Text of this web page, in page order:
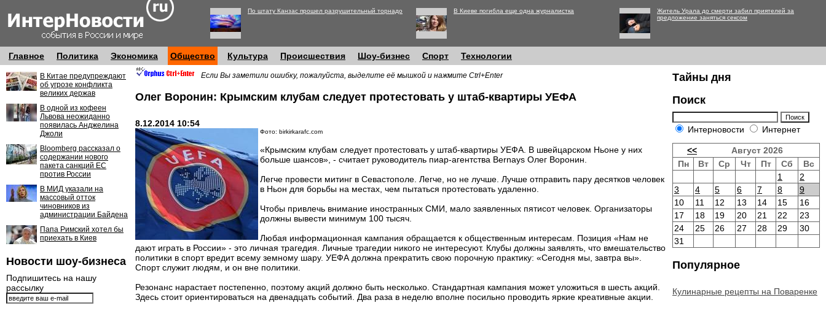
По штату Канзас прошел разрушительный торнадо В Киеве погибла еще одна журналистка
Житель Урала до смерти забил приятелей за
предложение заняться сексом
Главное Политика Экономика Общество Культура Происшествия Шоу-бизнес Спорт Технологии
В Китае предупреждают
об угрозе конфликта
великих держав
В одной из кофеен
Львова неожиданно
появилась Анджелина
Джоли
Bloomberg рассказал о
содержании нового
пакета санкций ЕС
против России
В МИД указали на
массовый отток
чиновников из
администрации Байдена
Папа Римский хотел бы
приехать в Киев
Новости шоу-бизнеса
Подпишитесь на нашу
рассылку
Если Вы заметили ошибку, пожалуйста, выделите её мышкой и нажмите Ctrl+Enter
Олег Воронин: Крымским клубам следует протестовать у штаб-квартиры УЕФА
8.12.2014 10:54
Фото: birkirkarafc.com
«Крымским клубам следует протестовать у штаб-квартиры УЕФА. В швейцарском Ньоне у них
больше шансов», - считает руководитель пиар-агентства Bernays Олег Воронин.
Легче провести митинг в Севастополе. Легче, но не лучше. Лучше отправить пару десятков человек
в Ньон для борьбы на местах, чем пытаться протестовать удаленно.
Чтобы привлечь внимание иностранных СМИ, мало заявленных пятисот человек. Организаторы
должны вывести минимум 100 тысяч.
Любая информационная кампания обращается к общественным интересам. Позиция «Нам не
дают играть в России» - это личная трагедия. Личные трагедии никого не интересуют. Клубы должны заявлять, что вмешательство
политики в спорт вредит всему земному шару. УЕФА должна прекратить свою порочную практику: «Сегодня мы, завтра вы».
Спорт служит людям, и он вне политики.
Резонанс нарастает постепенно, поэтому акций должно быть несколько. Стандартная кампания может уложиться в шесть акций.
Здесь стоит ориентироваться на двенадцать событий. Два раза в неделю вполне посильно проводить яркие креативные акции.
Тайны дня
Поиск
Интерновости Интернет
<<
Август 2026
Пн
Вт Ср Чт Пт Сб
Вс
1
2
3
4 5 6 7 8
9
10
11 12 13 14 15
16
17
18 19 20 21 22
23
24
25 26 27 28 29
30
31
Популярное
Кулинарные рецепты на Поваренке